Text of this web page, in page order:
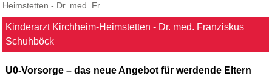
Heimstetten - Dr. med. Fr...
Kinderarzt Kirchheim-Heimstetten - Dr. med. Franziskus
Schuhböck
U0-Vorsorge – das neue Angebot für werdende Eltern